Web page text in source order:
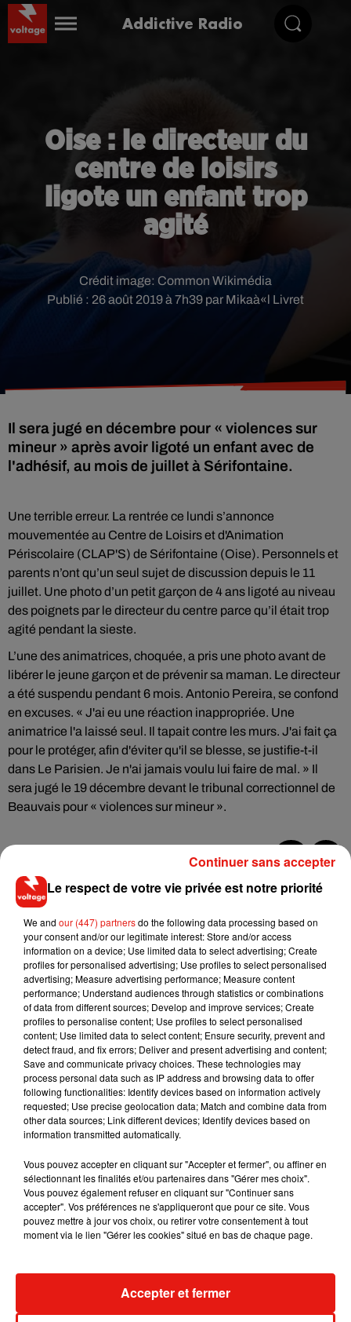
Addictive Radio
Oise : le directeur du
centre de loisirs
ligote un enfant trop
agité
Publié : 26 août 2019 à 7h39 par Mikaà«l Livret
Crédit image: Common Wikimédia
Il sera jugé en décembre pour « violences sur
mineur » après avoir ligoté un enfant avec de
l'adhésif, au mois de juillet à Sérifontaine.
Une terrible erreur. La rentrée ce lundi s’annonce
mouvementée au Centre de Loisirs et d'Animation
Périscolaire (CLAP'S) de Sérifontaine (Oise). Personnels et
parents n’ont qu’un seul sujet de discussion depuis le 11
juillet. Une photo d’un petit garçon de 4 ans ligoté au niveau
des poignets par le directeur du centre parce qu’il était trop
agité pendant la sieste.
L’une des animatrices, choquée, a pris une photo avant de
libérer le jeune garçon et de prévenir sa maman. Le directeur
a été suspendu pendant 6 mois. Antonio Pereira, se confond
en excuses. « J'ai eu une réaction inappropriée. Une
animatrice l'a laissé seul. Il tapait contre les murs. J'ai fait ça
pour le protéger, afin d'éviter qu'il se blesse, se justifie-t-il
dans Le Parisien. Je n'ai jamais voulu lui faire de mal. » Il
sera jugé le 19 décembre devant le tribunal correctionnel de
Beauvais pour « violences sur mineur ».
Musique
6 août 2026
Il y a 10 ans, DJ Snake changeait de
dimension avec son premier...
3 août 2026
Fred again.. et Latin Mafia dévoilent enfin
leur mixtape créée en...
31 juillet 2026
dévoilent « Happiness Is So Sad »
Le respect de votre vie privée est notre priorité
We and our (447) partnersdo the following data processing based on
your consent and/or our legitimate interest: Store and/or access
information on a device; Use limited data to select advertising; Create
profiles for personalised advertising; Use profiles to select personalised
advertising; Measure advertising performance; Measure content
performance; Understand audiences through statistics or combinations
of data from different sources; Develop and improve services; Create
profiles to personalise content; Use profiles to select personalised
content; Use limited data to select content; Ensure security, prevent and
detect fraud, and fix errors; Deliver and present advertising and content;
Save and communicate privacy choices. These technologies may
process personal data such as IP address and browsing data to offer
following functionalities: Identify devices based on information actively
requested; Use precise geolocation data; Match and combine data from
other data sources; Link different devices; Identify devices based on
information transmitted automatically.
Vous pouvez accepter en cliquant sur "Accepter et fermer", ou affiner en
sélectionnant les finalités et/ou partenaires dans "Gérer mes choix".
Vous pouvez également refuser en cliquant sur "Continuer sans
accepter". Vos préférences ne s'appliqueront que pour ce site. Vous
pouvez mettre à jour vos choix, ou retirer votre consentement à tout
moment via le lien "Gérer les cookies" situé en bas de chaque page.
Accepter et fermer
Continuer sans accepter